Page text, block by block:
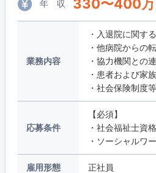
年 収 330〜400
業務内容
・入退院に関す
・他病院からの
・協力機関との
・患者および家
・社会保険制度
応募条件
【必須】
・社会福祉士資格
・ソーシャルワ
雇用形態 正社員